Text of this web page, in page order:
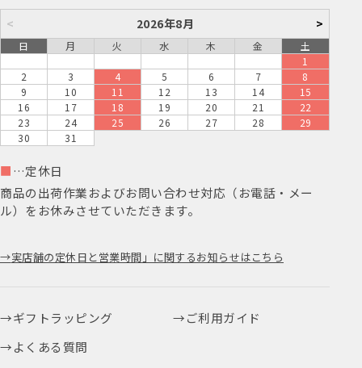
< 2026年8月 >
日 月 火 水 木 金
土
1
2
3 4 5 6 7
8
9
10 11 12 13 14
15
16
17 18 19 20 21
22
23
24 25 26 27 28
29
30
31
■ …定休日
商品の出荷作業およびお問い合わせ対応（お電話・メー
ル）をお休みさせていただきます。
実店舗の定休日と営業時間」に関するお知らせはこちら
ギフトラッピング
ご利用ガイド
よくある質問